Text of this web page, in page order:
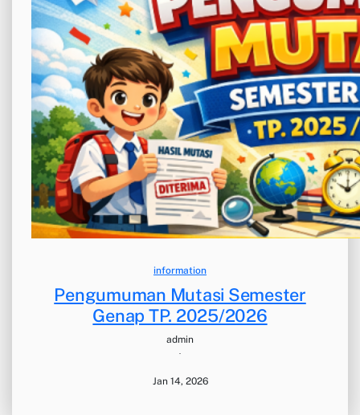
information
Pengumuman Mutasi Semester
Genap TP. 2025/2026
admin
·
Jan 14, 2026